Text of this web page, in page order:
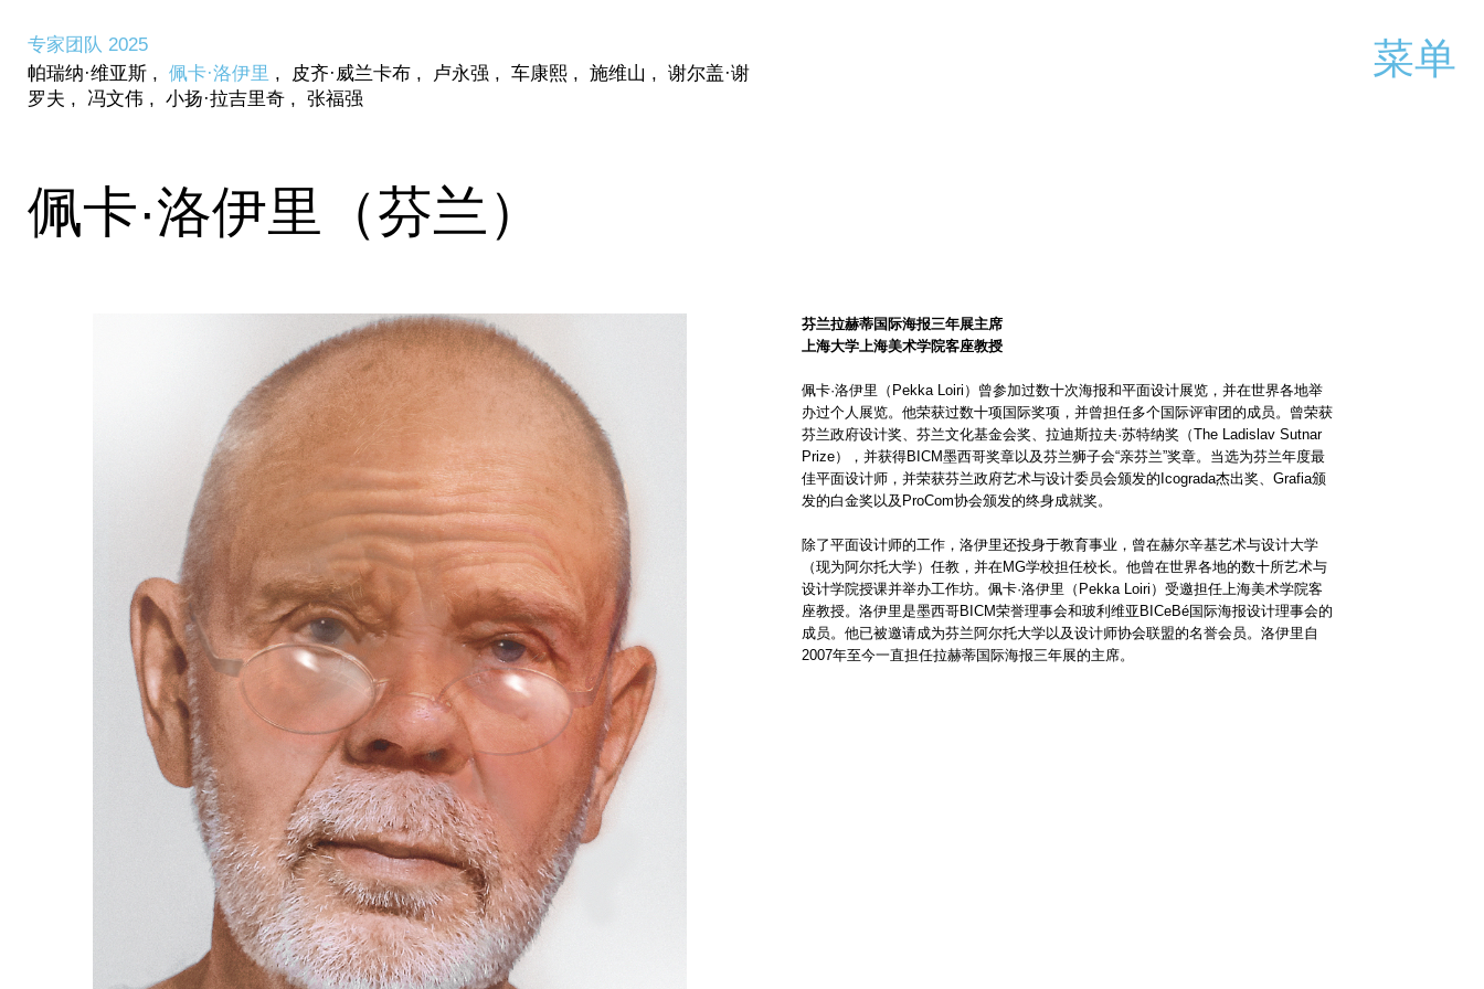
菜单
专家团队 2025
帕瑞纳·维亚斯 ,佩卡·洛伊里 , 皮齐·威兰卡布 , 卢永强 ,车康熙 ,施维山 ,谢尔盖·谢
罗夫 , 冯文伟 ,小扬·拉吉里奇 ,张福强
佩卡·洛伊里（芬兰）
芬兰拉赫蒂国际海报三年展主席
上海大学上海美术学院客座教授
佩卡·洛伊里（Pekka Loiri）曾参加过数十次海报和平面设计展览，并在世界各地举
办过个人展览。他荣获过数十项国际奖项，并曾担任多个国际评审团的成员。曾荣获
芬兰政府设计奖、芬兰文化基金会奖、拉迪斯拉夫·苏特纳奖（The Ladislav Sutnar
Prize），并获得BICM墨西哥奖章以及芬兰狮子会“亲芬兰”奖章。当选为芬兰年度最
佳平面设计师，并荣获芬兰政府艺术与设计委员会颁发的Icograda杰出奖、Grafia颁
发的白金奖以及ProCom协会颁发的终身成就奖。
除了平面设计师的工作，洛伊里还投身于教育事业，曾在赫尔辛基艺术与设计大学
（现为阿尔托大学）任教，并在MG学校担任校长。他曾在世界各地的数十所艺术与
设计学院授课并举办工作坊。佩卡·洛伊里（Pekka Loiri）受邀担任上海美术学院客
座教授。洛伊里是墨西哥BICM荣誉理事会和玻利维亚BICeBé国际海报设计理事会的
成员。他已被邀请成为芬兰阿尔托大学以及设计师协会联盟的名誉会员。洛伊里自
2007年至今一直担任拉赫蒂国际海报三年展的主席。